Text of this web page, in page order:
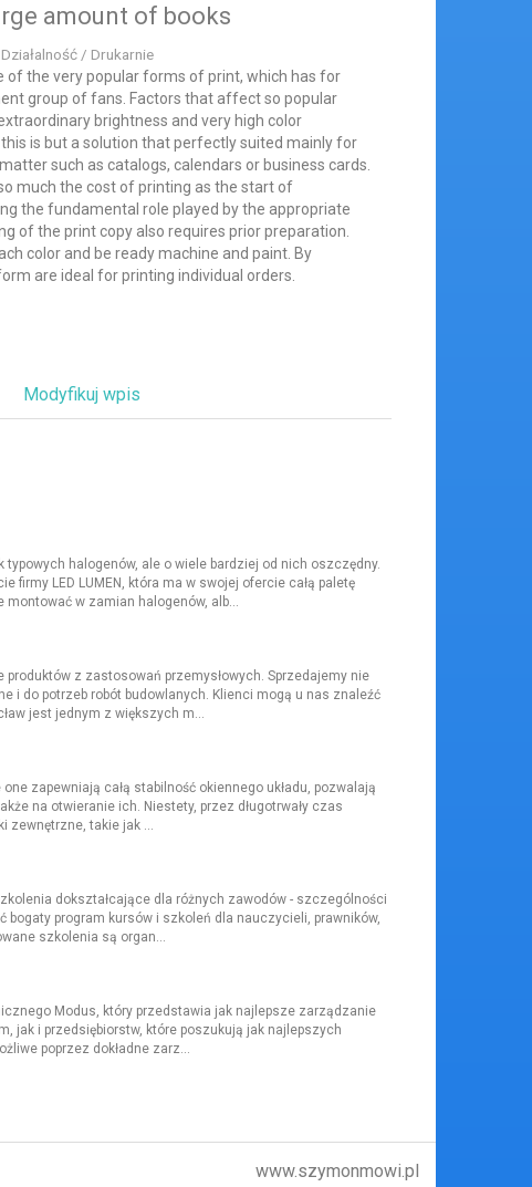
amount of books
/ Drukarnie
of the very popular forms of print, which has for
group of fans. Factors that affect so popular
brightness and very high color
is but a solution that perfectly suited mainly for
such as catalogs, calendars or business cards.
much the cost of printing as the start of
the fundamental role played by the appropriate
of the print copy also requires prior preparation.
color and be ready machine and paint. By
are ideal for printing individual orders.
Modyfikuj wpis
halogenów, ale o wiele bardziej od nich oszczędny.
firmy LED LUMEN, która ma w swojej ofercie całą paletę
w zamian halogenów, alb...
z zastosowań przemysłowych. Sprzedajemy nie
i do potrzeb robót budowlanych. Klienci mogą u nas znaleźć
jest jednym z większych m...
zapewniają całą stabilność okiennego układu, pozwalają
na otwieranie ich. Niestety, przez długotrwały czas
takie jak ...
dokształcające dla różnych zawodów - szczególności
program kursów i szkoleń dla nauczycieli, prawników,
szkolenia są organ...
Modus, który przedstawia jak najlepsze zarządzanie
jak i przedsiębiorstw, które poszukują jak najlepszych
poprzez dokładne zarz...
www.szymonmowi.pl